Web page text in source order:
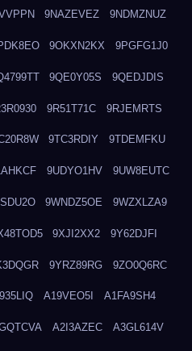
9NAZEVEZ 9NDMZNUZ
9OKXN2KX 9PGFG1J0
9QE0Y05S 9QEDJDIS
9R51T71C 9RJEMRTS
9TC3RDIY 9TDEMFKU
9UDYO1HV 9UW8EUTC
9WNDZ5OE 9WZXLZA9
9XJI2XX2 9Y62DJFI
9YRZ89RG 9ZO0Q6RC
A19VEO5I A1FA9SH4
A2I3AZEC A3GL614V